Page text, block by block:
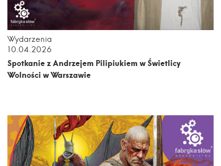
Wydarzenia
10.04.2026
Spotkanie z Andrzejem Pilipiukiem w Świetlicy
Wolności w Warszawie